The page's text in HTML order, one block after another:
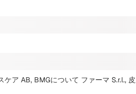
ア AB, BMGについて ファーマ S.r.l.,